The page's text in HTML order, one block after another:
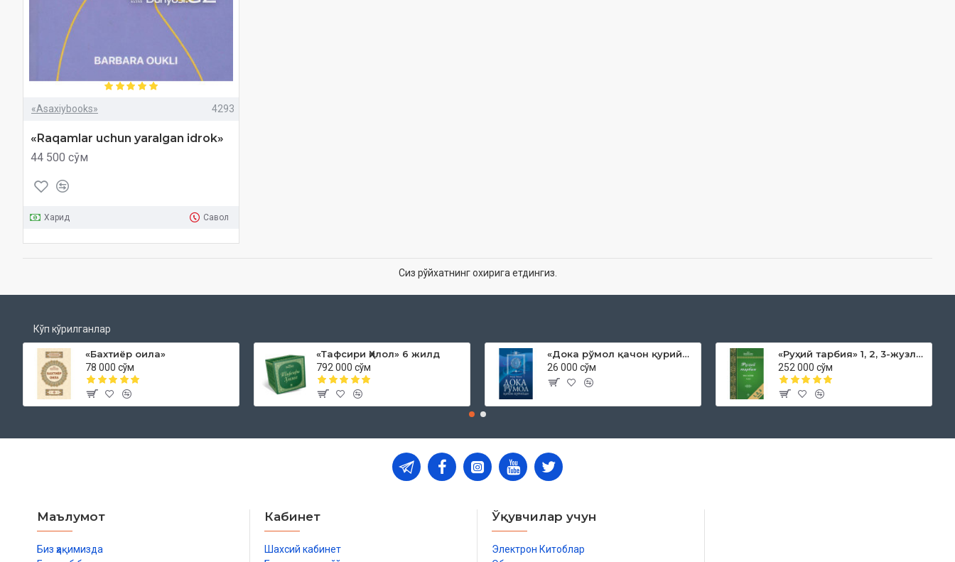
«Asaxiybooks» 4293
«Raqamlar uchun yaralgan idrok»
44 500 сўм
Харид Савол
Сиз рўйхатнинг охирига етдингиз.
Кўп кўрилганлар
«Бахтиёр оила»
78 000 сўм
«Тафсири Ҳилол» 6 жилд
792 000 сўм
«Дока рўмол қачон қурийди»
26 000 сўм
«Руҳий тарбия» 1, 2, 3-жузлар
252 000 сўм
Маълумот
Биз ҳақимизда
Кабинет
Шахсий кабинет
Ўқувчилар учун
Электрон Китоблар